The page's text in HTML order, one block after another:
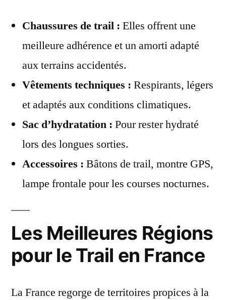
Chaussures de trail : Elles offrent une
meilleure adhérence et un amorti adapté
aux terrains accidentés.
Vêtements techniques : Respirants, légers
et adaptés aux conditions climatiques.
Sac d’hydratation : Pour rester hydraté
lors des longues sorties.
Accessoires : Bâtons de trail, montre GPS,
lampe frontale pour les courses nocturnes.
Les Meilleures Régions
pour le Trail en France
La France regorge de territoires propices à la